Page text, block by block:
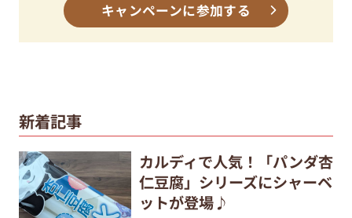
キャンペーンに参加する
新着記事
カルディで人気！「パンダ杏
仁豆腐」シリーズにシャーベ
ットが登場♪